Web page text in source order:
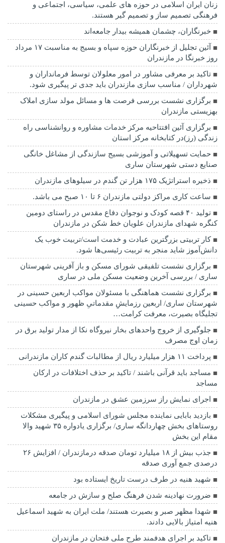
زنان ایران اسلامی در حوزه های علمی، سیاسی، اجتماعی و
فرهنگی تصمیم ساز و تصمیم گیر هستند.
خبرنگاران، چشمان همیشه بیدار جامعه‌اند
آئین تجلیل از خبرنگاران حوزه سپاه و بسیج به مناسبت ۱۷ مرداد
روز خبرنگا در مازندران
تاکید بر معرفی مشاور در امور معلولان توسط فرمانداران و
شهرداران / مناسب سازی مازندران باید جدی تر پیگیری شود.
برگزاری نشست بررسی فرصت ها و مسائل مولد سازی املاک
بهزیستی مازندران
برگزاری آئین افتتاحیه مرکز خدمات مشاوره و روانشناسی راه
زندگی (رز)در کتابخانه مرکز استان
حمایت تسهیلاتی و آموزشی بسیج سازندگی از مشاغل خانگی
صنایع دستی شهرستان ساری
ذخیره استراتژیک ۱۷۵ هزار تن گندم در سیلوهای مازندران
ساعت کاری مراکز دولتی مازندران ۶ تا ۱۰ صبح می باشد.
تولید ۴۰ قصه کودک و نوجوان دفاع مقدس در راستای دومین
کنگره شهدای مازندران علویان خط شکن در مازندران
کار تربیتی بزرگترین عبادت و خدمت است/تربیت خوب یک
دانش‌آموز شاید منجر به تربیت رئیسی‌ها شود.
برگزاری ‌نشست تلفیقی شورای مسکن و باز آفرینی شهرستان
ساری / بررسی آخرین وضعیت مسکن ملی در ساری
برگزاری نشست هماهنگی با مسئولان مواکب اربعین حسینی در
شهرستان ساری/ اربعین رزمایشِ مقدماتیِ ظهور و مواکب حسینی
تجلیگاه بصیرت، معرفت کرامت…
جلوگیری از خروج واحدهای بخار نیروگاه نکا از مدار تولید برق در
زمان اوج مصرف
پرداخت ۱۱ هزار میلیارد ریال از مطالبات گندم کاران مازندرانی
مساجد باید قرآنی باشند / تاکید بر حذف اختلافات در ارکان
مساجد
اجرای نمایش راز سرزمین عشق در مازندران
بازدید بابایی نماینده مجلس شورای اسلامی و پیگیری مشکلات
روستاهای بخش چهاردانگه ساری/ برگزاری یادواره ۳۵ شهید والا
مقام این بخش
جذب بیش از ۱۸ میلیارد تومان صدقه درمازندران / افزایش ۲۶
درصدی جمع آوری صدقه
شهید هنیه در طرف درست تاریخ ایستاده بود
ضرورت نهادینه شدن فرهنگ صلح و سازش در جامعه
شهدا مظهر صبر و بصیرت هستند/ ملت ایران به شهید اسماعیل
هنیه امتیاز بالایی دادند.
تاکید بر اجرای هدفمند طرح ملی فتحان در مازندران